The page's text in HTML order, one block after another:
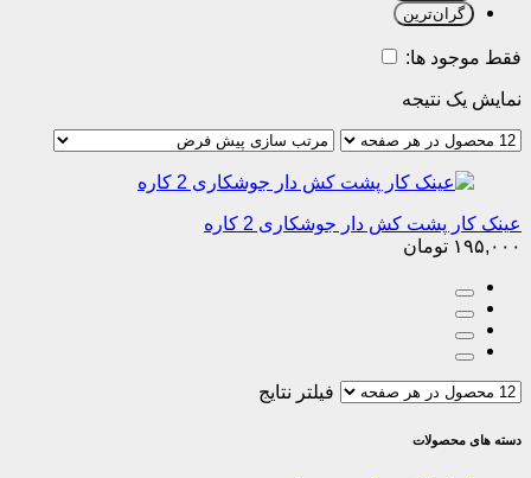
گران‌ترین
فقط موجود ها:
نمایش یک نتیجه
عینک کار پشت کش دار جوشکاری 2 کاره
۱۹۵,۰۰۰ تومان
فیلتر نتایج
دسته های محصولات